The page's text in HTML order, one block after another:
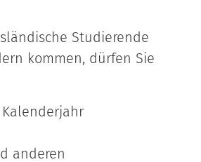
Studierende
kommen, dürfen Sie
Kalenderjahr
anderen